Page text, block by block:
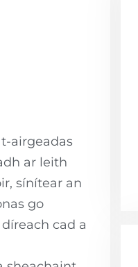
airgeadas
ar leith
sínítear an
go
cad a